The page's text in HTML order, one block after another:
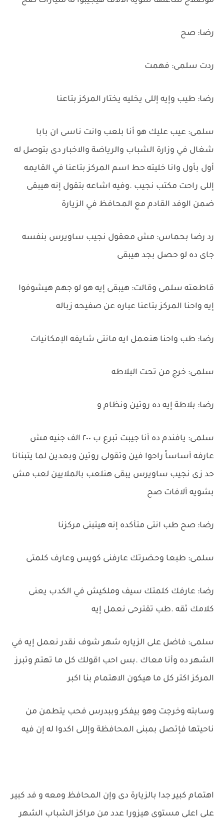
رضا: صح
ردت سلمى: فهمت
رضا: طيب وإيه إللى يخليه يختار المركز بتاعنا
سلمى: عيب عليك هو أنا بلعب وانت ناسى ان بابا
شغال في وزارة الشباب والرياضة والاخبار دى بتوصل له
أول بأول وانا خليته حط اسم المركز بتاعنا في القايمه
إللى راحت مكتب نجيب .وفيه اشاعه بتقول إنه هيبقى
ضمن الوفد القادم مع المحافظ في الزيارة
رد رضا بحماس: مش معقول نجيب ساويرس بنفسه
جاى ده لو حصل بجد هيبقى
قاطعته سلمى وقالت: هيبقى إيه هو لو جهم هيشوفوا
إيه واحنا المركز بتاعنا عباره عن صفيحه زباله
رضا: طب واحنا هنعمل ايه مانتى شايفه الإمكانيات
سلمى: خرج من تحت البلاطه
رضا: بلاطة إيه ده روتين ونظام و
سلمى: يافندم ده أنا جيبت تبرع ب ٢٠٠ الف جنيه مش
عارفه أساساً راحوا فين وتقولى روتين وبعدين لما يتبنانا
حد زى نجيب ساويرس يبقى هنلعب بالملايين لعب مش
بشويه ألافات صح
رضا: صح طب انتى متأكده إنه هيتبنى مركزنا
سلمى: طبعا وحضرتك عارفنى كويس وعارف كلمتى
رضا: عارفك كلمتك سيف وملكيش في الكدب يعنى
كلامك ثقه .طب تقترحى نعمل إيه
سلمى: فاضل على الزياره شهر شوف نقدر نعمل إيه في
الشهر ده وأنا معاك .بس احب اقولك كل ما تهتم وتبرز
المركز اكتر كل ما هيكون الاهتمام بنا اكبر
وسابته وخرجت وهو بيفكر وببدرس فحب يتطمن من
ناحيتها فإتصل بمبنى المحافظة وإللى اكدوا له إن فيه
اهتمام كبير جدا بالزيارة دى وإن المحافظ ومعه و فد كبير
على اعلى مستوى هيزورا عدد من مراكز الشباب الشهر